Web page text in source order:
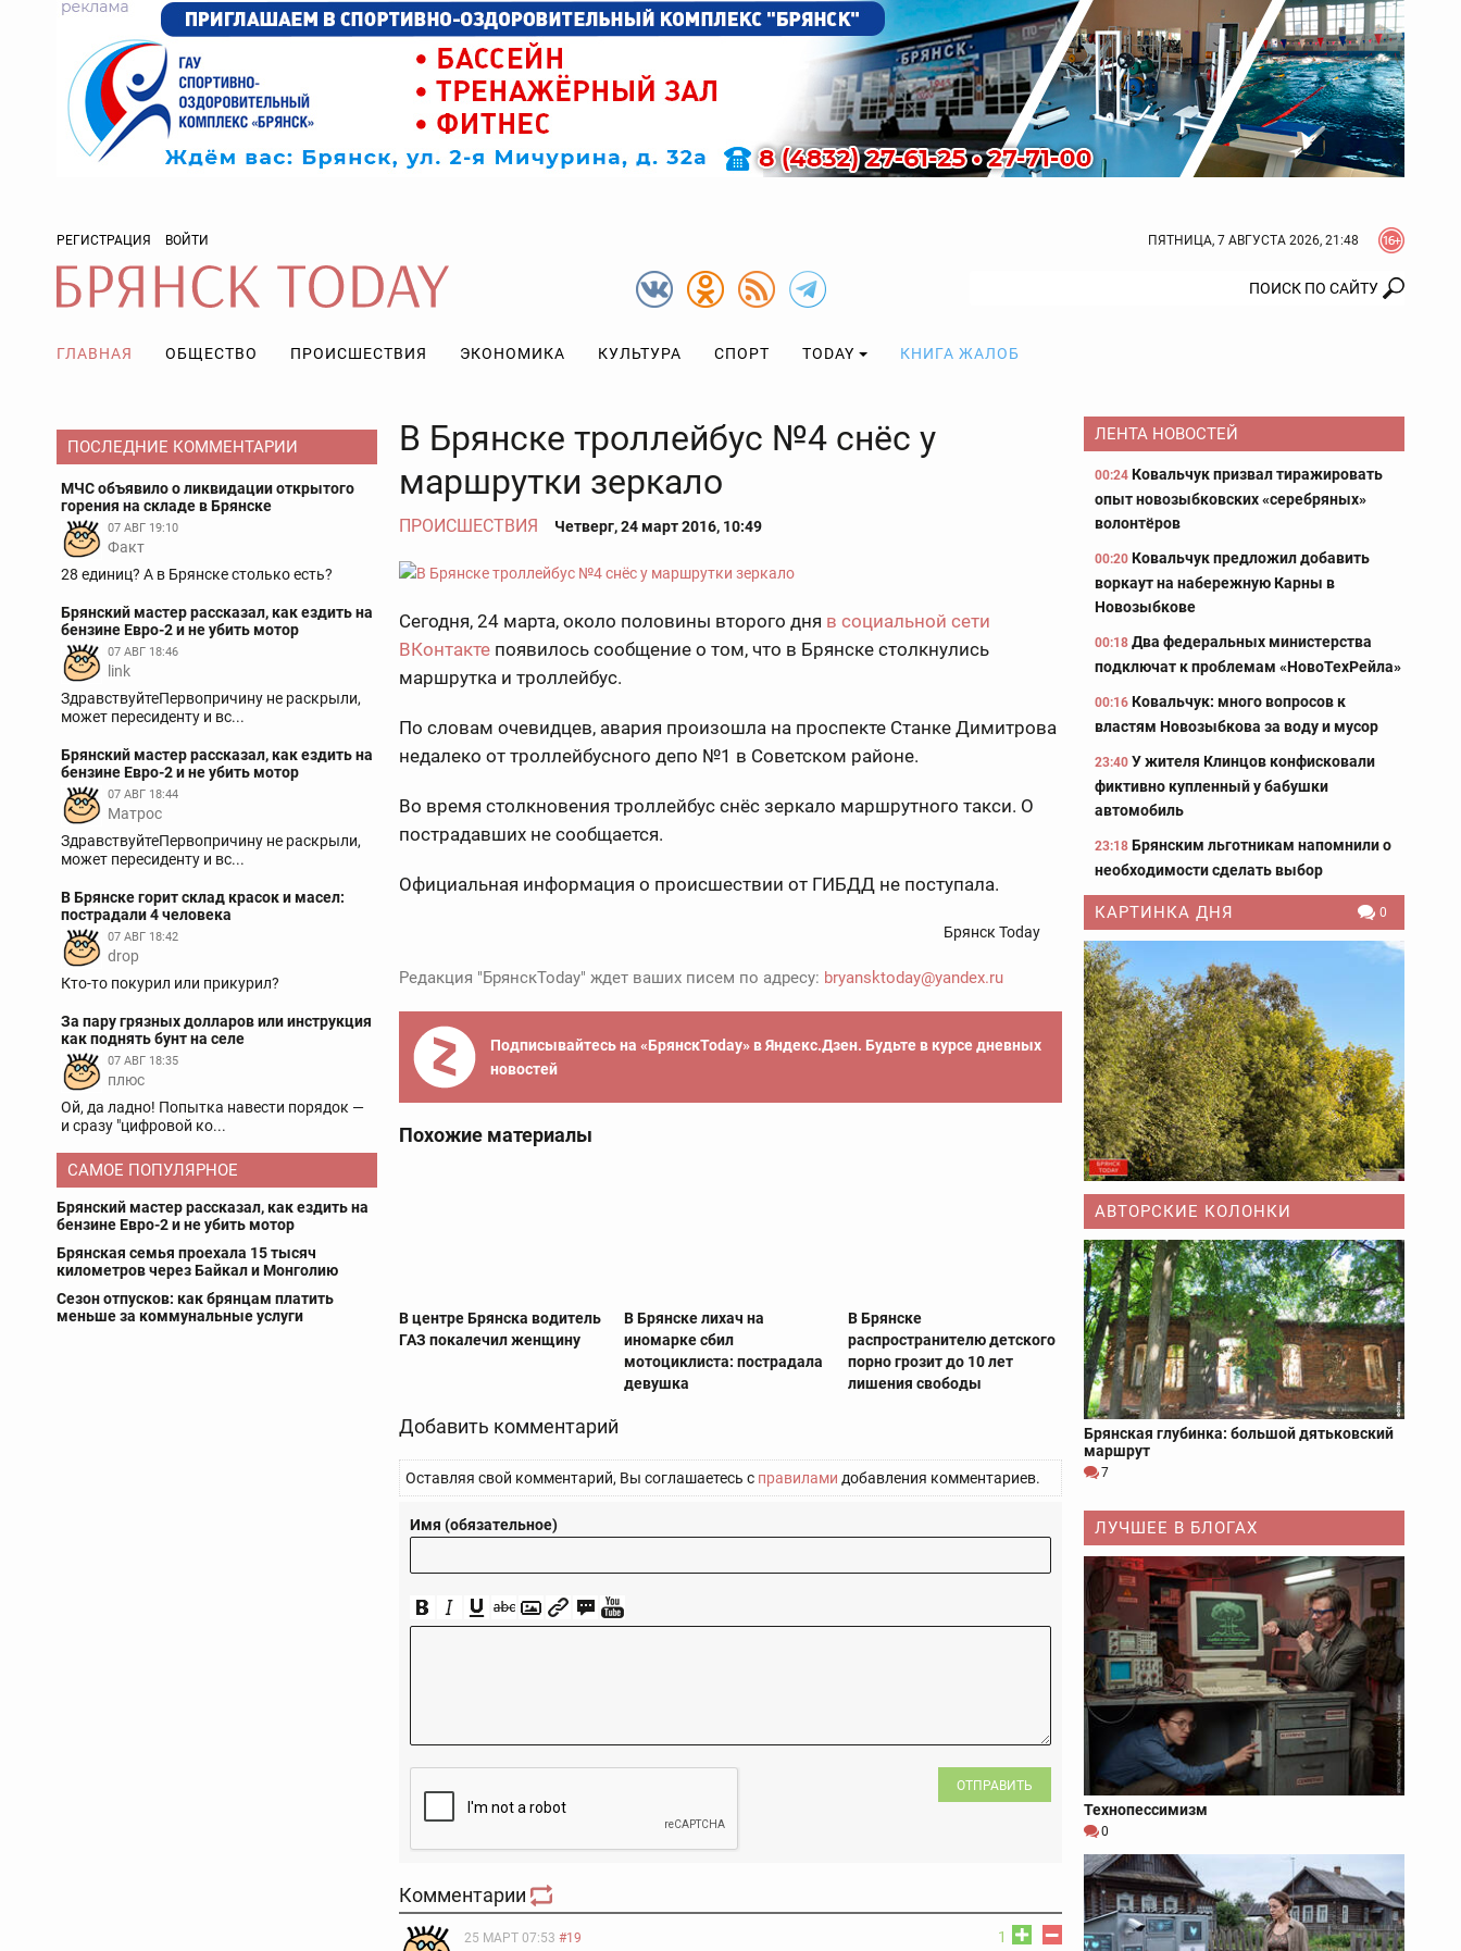
РЕГИСТРАЦИЯ ВОЙТИ ПЯТНИЦА, 7 АВГУСТА 2026, 21:48
ГЛАВНАЯ ОБЩЕСТВО ПРОИСШЕСТВИЯ ЭКОНОМИКА КУЛЬТУРА СПОРТ TODAY КНИГА ЖАЛОБ
ПОСЛЕДНИЕ КОММЕНТАРИИ
МЧС объявило о ликвидации открытого
горения на складе в Брянске
07 АВГ 19:10
Факт
28 единиц? А в Брянске столько есть?
Брянский мастер рассказал, как ездить на
бензине Евро-2 и не убить мотор
07 АВГ 18:46
link
ЗдравствуйтеПервопричину не раскрыли,
может пересиденту и вс...
Брянский мастер рассказал, как ездить на
бензине Евро-2 и не убить мотор
07 АВГ 18:44
Матрос
ЗдравствуйтеПервопричину не раскрыли,
может пересиденту и вс...
В Брянске горит склад красок и масел:
пострадали 4 человека
07 АВГ 18:42
drop
Кто-то покурил или прикурил?
За пару грязных долларов или инструкция
как поднять бунт на селе
07 АВГ 18:35
плюс
Ой, да ладно! Попытка навести порядок —
и сразу "цифровой ко...
САМОЕ ПОПУЛЯРНОЕ
Брянский мастер рассказал, как ездить на
бензине Евро-2 и не убить мотор
Брянская семья проехала 15 тысяч
километров через Байкал и Монголию
Сезон отпусков: как брянцам платить
меньше за коммунальные услуги
В Брянске троллейбус №4 снёс у
маршрутки зеркало
ПРОИСШЕСТВИЯ Четверг, 24 март 2016, 10:49
Сегодня, 24 марта, около половины второго дня в социальной сети
ВКонтакте появилось сообщение о том, что в Брянске столкнулись
маршрутка и троллейбус.
По словам очевидцев, авария произошла на проспекте Станке Димитрова
недалеко от троллейбусного депо №1 в Советском районе.
Во время столкновения троллейбус снёс зеркало маршрутного такси. О
пострадавших не сообщается.
Официальная информация о происшествии от ГИБДД не поступала.
Брянск Today
Редакция "БрянскToday" ждет ваших писем по адресу: bryansktoday@yandex.ru
Подписывайтесь на «БрянскToday» в Яндекс.Дзен. Будьте в курсе дневных
новостей
Похожие материалы
В центре Брянска водитель
ГАЗ покалечил женщину
В Брянске лихач на
иномарке сбил
мотоциклиста: пострадала
девушка
В Брянске
распространителю детского
порно грозит до 10 лет
лишения свободы
Добавить комментарий
Оставляя свой комментарий, Вы соглашаетесь с правилами добавления комментариев.
Имя (обязательное)
ОТПРАВИТЬ
Комментарии
1
25 МАРТ 07:53 #19
ЛЕНТА НОВОСТЕЙ
00:24 Ковальчук призвал тиражировать
опыт новозыбковских «серебряных»
волонтёров
00:20 Ковальчук предложил добавить
воркаут на набережную Карны в
Новозыбкове
00:18 Два федеральных министерства
подключат к проблемам «НовоТехРейла»
00:16 Ковальчук: много вопросов к
властям Новозыбкова за воду и мусор
23:40 У жителя Клинцов конфисковали
фиктивно купленный у бабушки
автомобиль
23:18 Брянским льготникам напомнили о
необходимости сделать выбор
КАРТИНКА ДНЯ 0
АВТОРСКИЕ КОЛОНКИ
Брянская глубинка: большой дятьковский
маршрут
7
ЛУЧШЕЕ В БЛОГАХ
Технопессимизм
0